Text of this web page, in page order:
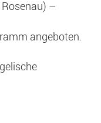
–
angeboten.